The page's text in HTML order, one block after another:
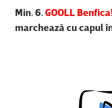
Min. 6. GOOLL
marchează cu capul